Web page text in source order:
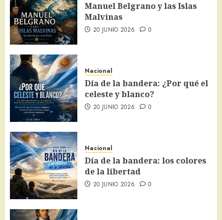
Manuel Belgrano y las Islas
Malvinas
20 JUNIO 2026 0
Nacional
Día de la bandera: ¿Por qué el
celeste y blanco?
20 JUNIO 2026 0
Nacional
Día de la bandera: los colores
de la libertad
20 JUNIO 2026 0